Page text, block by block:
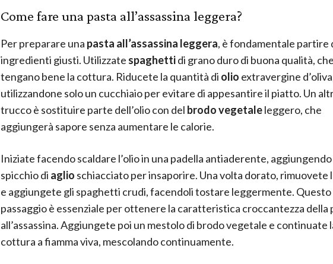
Come fare una pasta all’assassina leggera?
Per preparare una pasta all’assassina leggera, è fondamentale partire
ingredienti giusti. Utilizzate spaghettidi grano duro di buona qualità, che
tengano bene la cottura. Riducete la quantità di olio extravergine
utilizzandone solo un cucchiaio per evitare di appesantire il piatto. Un
trucco è sostituire parte dell’olio con del brodo vegetaleleggero, che
aggiungerà sapore senza aumentare le calorie.
Iniziate facendo scaldare l’olio in una padella antiaderente,
spicchio di aglio schiacciato per insaporire. Una volta dorato, rimuovete
e aggiungete gli spaghetti crudi, facendoli tostare leggermente. Questo
passaggio è essenziale per ottenere la caratteristica croccantezza della
all’assassina. Aggiungete poi un mestolo di brodo vegetale e continuate
cottura a fiamma viva, mescolando continuamente.